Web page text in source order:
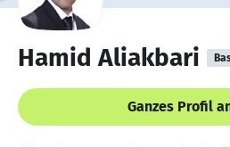
Hamid Aliakbari
Ganzes Profil